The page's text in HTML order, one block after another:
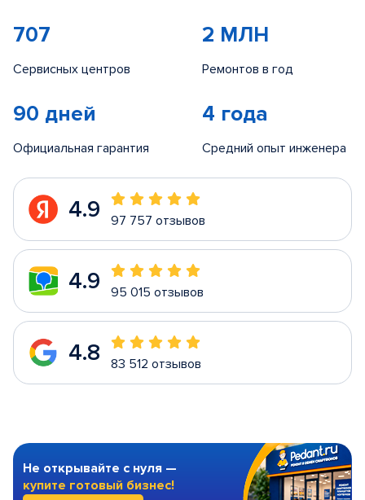
707
Сервисных центров
2 МЛН
Ремонтов в год
90 дней
Официальная гарантия
4 года
Средний опыт инженера
4.9 97 757 отзывов
4.9 95 015 отзывов
4.8 83 512 отзывов
Не открывайте с нуля —
купите готовый бизнес!